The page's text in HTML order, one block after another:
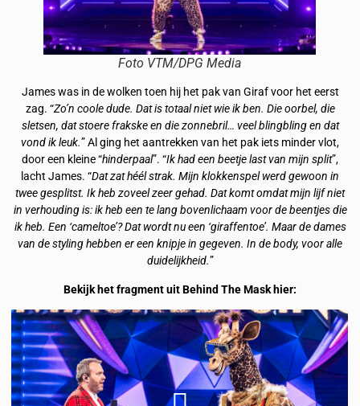
Foto VTM/DPG Media
James was in de wolken toen hij het pak van Giraf voor het eerst
zag. “Zo’n coole dude. Dat is totaal niet wie ik ben. Die oorbel, die
sletsen, dat stoere frakske en die zonnebril… veel blingbling en dat
vond ik leuk.” Al ging het aantrekken van het pak iets minder vlot,
door een kleine “hinderpaal”. “Ik had een beetje last van mijn split”,
lacht James. “Dat zat héél strak. Mijn klokkenspel werd gewoon in
twee gesplitst. Ik heb zoveel zeer gehad. Dat komt omdat mijn lijf niet
in verhouding is: ik heb een te lang bovenlichaam voor de beentjes die
ik heb. Een ‘cameltoe’? Dat wordt nu een ‘giraffentoe’. Maar de dames
van de styling hebben er een knipje in gegeven. In de body, voor alle
duidelijkheid.”
Bekijk het fragment uit Behind The Mask hier: